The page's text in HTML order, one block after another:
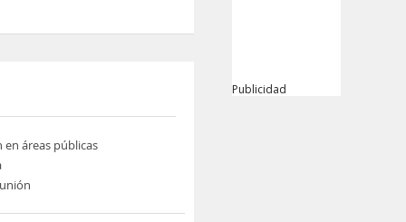
en áreas públicas
Publicidad